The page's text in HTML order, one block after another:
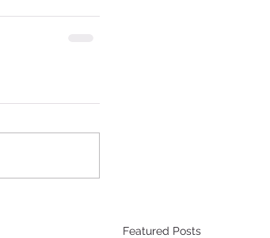
Featured Posts